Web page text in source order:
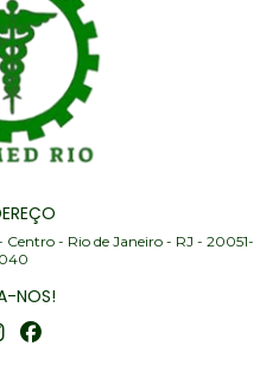
Centro - Rio de Janeiro - RJ - 20051-
040
NOS!